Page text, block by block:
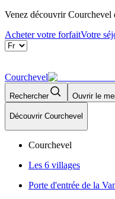
Venez découvrir
Acheter votre forfaitVotre
Courchevel
Rechercher Ouvrir le
Découvrir Courchevel
Courchevel
Les 6 villages
Porte d'entrée de la